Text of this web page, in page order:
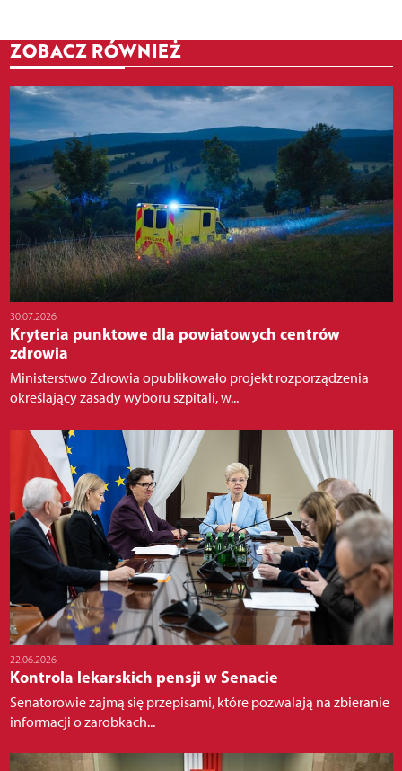
ZOBACZ RÓWNIEŻ
30.07.2026
Kryteria punktowe dla powiatowych centrów
zdrowia
Ministerstwo Zdrowia opublikowało projekt rozporządzenia
określający zasady wyboru szpitali, w...
22.06.2026
Kontrola lekarskich pensji w Senacie
Senatorowie zajmą się przepisami, które pozwalają na zbieranie
informacji o zarobkach...